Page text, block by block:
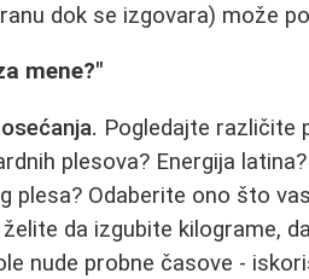
dok se izgovara) može
mene?"
Pogledajte različite
plesova? Energija
plesa? Odaberite ono što
da izgubite kilograme,
nude probne časove -